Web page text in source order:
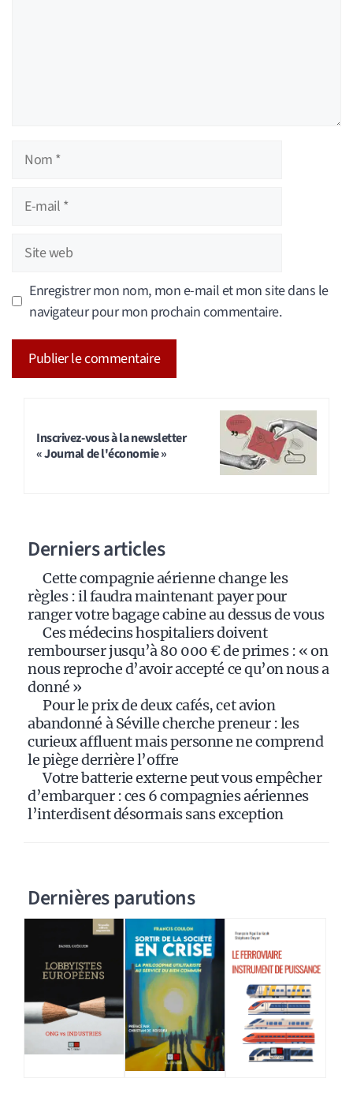
Nom
Site
web
Enregistrer mon nom, mon e-mail et mon site dans le
navigateur pour mon prochain commentaire.
Inscrivez-vous à la newsletter
« Journal de l'économie »
Derniers articles
Cette compagnie aérienne change les
règles : il faudra maintenant payer pour
ranger votre bagage cabine au dessus de vous
Ces médecins hospitaliers doivent
rembourser jusqu’à 80 000 € de primes : « on
nous reproche d’avoir accepté ce qu’on nous a
donné »
Pour le prix de deux cafés, cet avion
abandonné à Séville cherche preneur : les
curieux affluent mais personne ne comprend
le piège derrière l’offre
Votre batterie externe peut vous empêcher
d’embarquer : ces 6 compagnies aériennes
l’interdisent désormais sans exception
Dernières parutions